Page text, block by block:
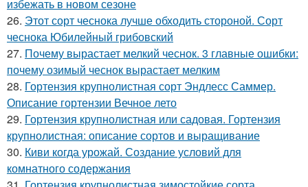
избежать в новом сезоне
26. Этот сорт чеснока лучше обходить стороной. Сорт
чеснока Юбилейный грибовский
27. Почему вырастает мелкий чеснок. 3 главные ошибки:
почему озимый чеснок вырастает мелким
28. Гортензия крупнолистная сорт Эндлесс Саммер.
Описание гортензии Вечное лето
29. Гортензия крупнолистная или садовая. Гортензия
крупнолистная: описание сортов и выращивание
30. Киви когда урожай. Создание условий для
комнатного содержания